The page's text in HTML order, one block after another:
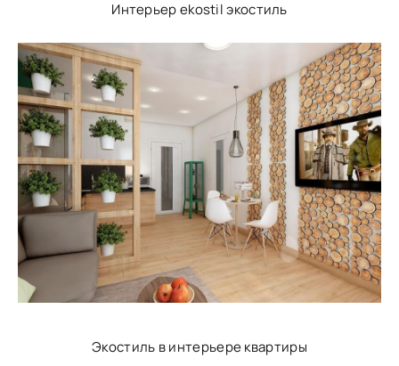
Интерьер ekostil экостиль
Экостиль в интерьере квартиры